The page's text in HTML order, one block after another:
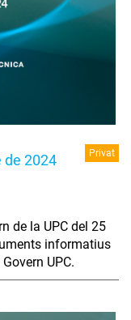
de 2024 Privat
de la UPC del 25
informatius
UPC.